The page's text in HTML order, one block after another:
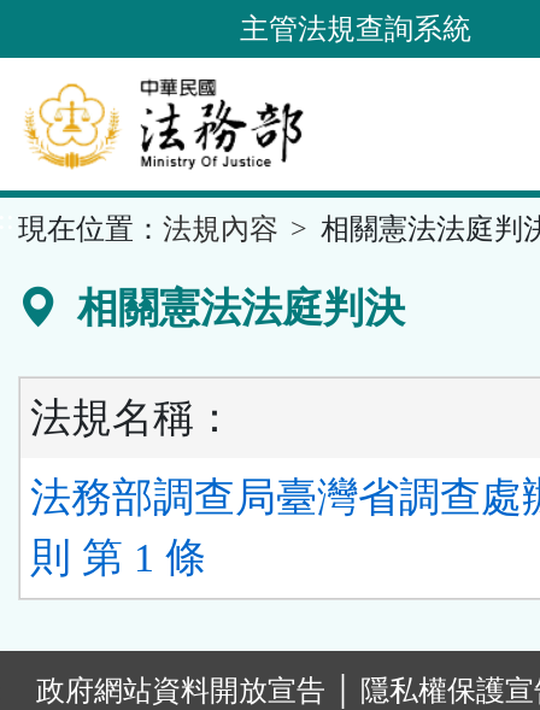
到
要
內
容
區
主管法規查詢系統
現在位置： 法規內容 相關憲法法庭判
相關憲法法庭判決
法規名稱：
法務部調查局臺灣省調查處
則 第 1 條
政府網站資料開放宣告
隱私權保護